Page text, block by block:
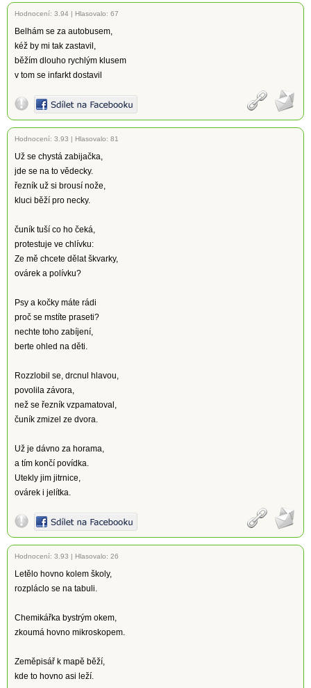
Hodnocení: 3.94 | Hlasovalo: 67
Belhám se za autobusem,
kéž by mi tak zastavil,
běžím dlouho rychlým klusem
v tom se infarkt dostavil
Hodnocení: 3.93 | Hlasovalo: 81
Už se chystá zabijačka,
jde se na to vědecky.
řezník už si brousí nože,
kluci běží pro necky.
čuník tuší co ho čeká,
protestuje ve chlívku:
Ze mě chcete dělat škvarky,
ovárek a polívku?
Psy a kočky máte rádi
proč se mstíte praseti?
nechte toho zabíjení,
berte ohled na děti.
Rozzlobil se, drcnul hlavou,
povolila závora,
než se řezník vzpamatoval,
čuník zmizel ze dvora.
Už je dávno za horama,
a tím končí povídka.
Utekly jim jitrnice,
ovárek i jelítka.
Hodnocení: 3.93 | Hlasovalo: 26
Letělo hovno kolem školy,
rozpláclo se na tabuli.
Chemikářka bystrým okem,
zkoumá hovno mikroskopem.
Zeměpisář k mapě běží,
kde to hovno asi leží.